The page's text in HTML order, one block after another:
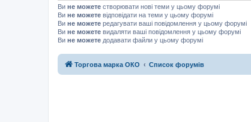
Ви не можете створювати нові теми у цьому форумі
Ви не можете відповідати на теми у цьому форумі
Ви не можете редагувати ваші повідомлення у цьому форумі
Ви не можете видаляти ваші повідомлення у цьому форумі
Ви не можете додавати файли у цьому форумі
Торгова марка ОКО Список форумів